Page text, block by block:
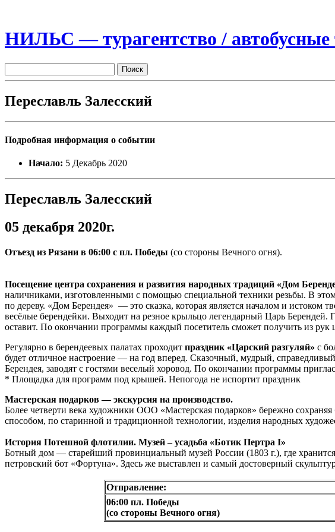
НИЛЬС — турагентство / автобусные
Переславль Залесский
Подробная информация о событии
Начало: 5 Декабрь 2020
Переславль Залесский
05 декабря 2020г.
Отъезд из Рязани в 06:00 с пл. Победы (со стороны Вечного огня).
Посещение центра сохранения и развития народных традиций «Дом
наличниками, изготовленными с помощью специальной техники резьбы. В
по дереву. «Дом Берендея» — это сказка, которая является началом и истоком
весёлые берендейки. Выходит на резное крыльцо легендарный Царь
оставит. По окончании программы каждый посетитель сможет получить из рук
Регулярно в берендеевых палатах проходит праздник «Царский разгуляй» с
будет отличное настроение — на год вперед. Сказочный, мудрый,
Берендея, заводят с гостями веселый хоровод. По окончании программы
* Площадка для программ под крышей. Непогода не испортит праздник
Мастерская подарков — экскурсия на производство.
Более четверти века художники ООО «Мастерская подарков» бережно
способом, по старинной и традиционной технологии, изделия народных
История Потешной флотилии. Музей – усадьба «Ботик Пертра I»
Ботный дом — старейший провинциальный музей России (1803 г.), где
петровский бот «Фортуна». Здесь же выставлен и самый достоверный
Отправление:
06:00 пл. Победы
(со стороны Вечного огня)